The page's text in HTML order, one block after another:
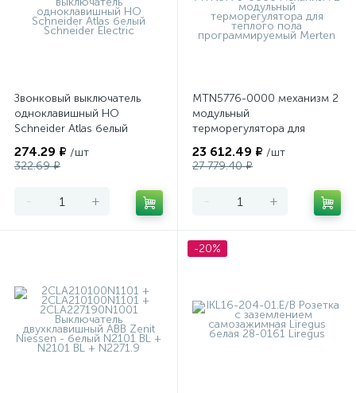
Звонковый выключатель
одноклавишный НО
Schneider Atlas белый
274.29 ₽ /шт
322.69 ₽
- +
MTN5776-0000 механизм 2
модульный
терморегулятора для
программируемый Merten
23 612.49 ₽ /шт
27 779.40 ₽
- +
-20%